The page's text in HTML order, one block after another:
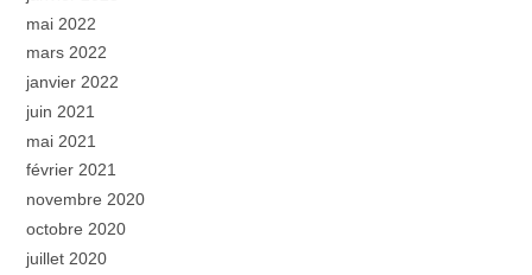
mai 2022
mars 2022
janvier 2022
juin 2021
mai 2021
février 2021
novembre 2020
octobre 2020
juillet 2020